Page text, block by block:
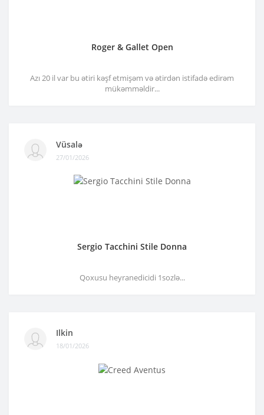
Roger & Gallet Open
Azı 20 il var bu ətiri kəşf etmişəm və ətirdən istifadə edirəm
mükəmməldir...
Vüsalə
27/01/2026
Sergio Tacchini Stile Donna
Qoxusu heyranedicidi 1sozlə...
Ilkin
18/01/2026